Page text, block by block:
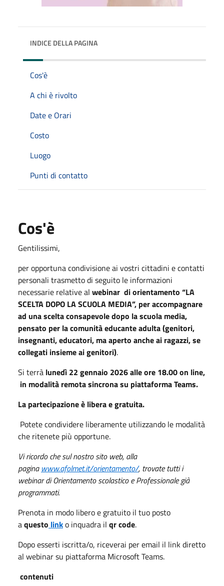
INDICE DELLA PAGINA
Cos'è
A chi è rivolto
Date e Orari
Costo
Luogo
Punti di contatto
Cos'è
Gentilissimi,
per opportuna condivisione ai vostri cittadini e contatti
personali trasmetto di seguito le informazioni
necessarie relative al webinar di orientamento “LA
SCELTA DOPO LA SCUOLA MEDIA”, per accompagnare
ad una scelta consapevole dopo la scuola media,
pensato per la comunità educante adulta (genitori,
insegnanti, educatori, ma aperto anche ai ragazzi, se
collegati insieme ai genitori).
Si terrà lunedì 22 gennaio 2026 alle ore 18.00 on line,
in modalità remota sincrona su piattaforma Teams.
La partecipazione è libera e gratuita.
Potete condividere liberamente utilizzando le modalità
che ritenete più opportune.
Vi ricordo che sul nostro sito web, alla
pagina www.afolmet.it/orientamento/, trovate tutti i
webinar di Orientamento scolastico e Professionale già
programmati.
Prenota in modo libero e gratuito il tuo posto
aquesto linko inquadra il qr code.
Dopo esserti iscritta/o, riceverai per email il link diretto
al webinar su piattaforma Microsoft Teams.
contenuti